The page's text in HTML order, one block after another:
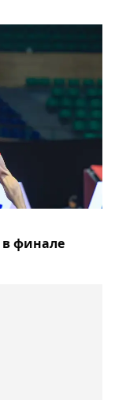
в финале